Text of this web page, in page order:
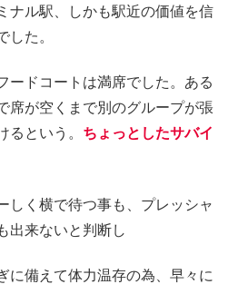
ル駅、しかも駅近の価値を信
た。
ードコートは満席でした。ある
席が空くまで別のグループが張
という。 ちょっとしたサバイ
しく横で待つ事も、プレッシャ
出来ないと判断し
に備えて体力温存の為、早々に